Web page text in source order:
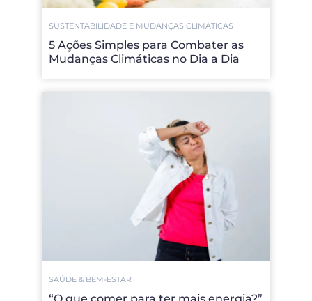
SUSTENTABILIDADE E MUDANÇAS CLIMÁTICAS
5 Ações Simples para Combater as
Mudanças Climáticas no Dia a Dia
SAÚDE & BEM-ESTAR